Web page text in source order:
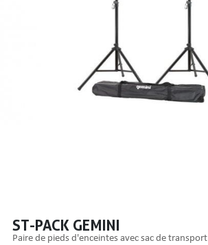
ST-PACK GEMINI
paire de pieds d'enceintes avec sac de transport